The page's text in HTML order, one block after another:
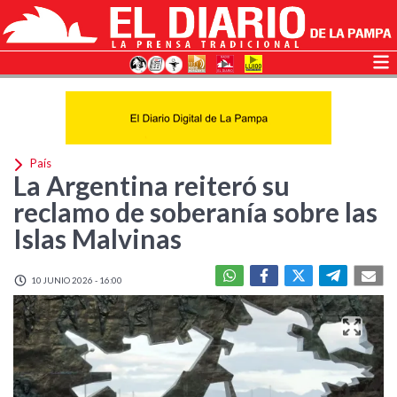
País
La Argentina reiteró su
reclamo de soberanía sobre las
Islas Malvinas
10 JUNIO 2026 - 16:00